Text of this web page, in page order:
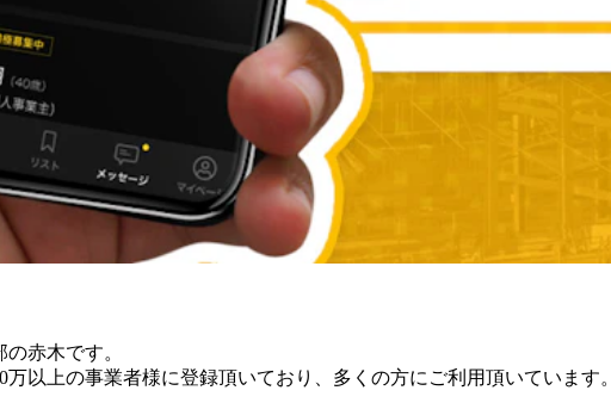
赤木です。
以上の事業者様に登録頂いており、多くの方にご利用頂いています。